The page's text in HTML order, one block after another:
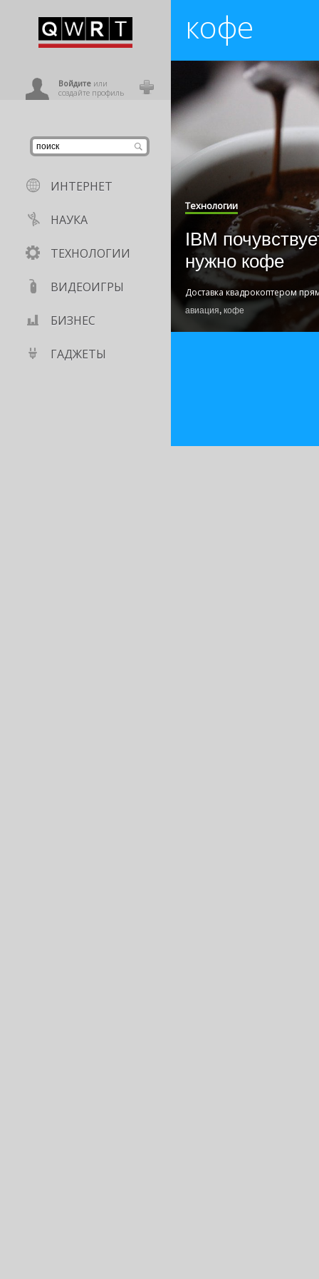
Войдитеили
создайте профиль
ИНТЕРНЕТ
НАУКА
ТЕХНОЛОГИИ
ВИДЕОИГРЫ
БИЗНЕС
ГАДЖЕТЫ
кофе
Технологии
IBM
нужно кофе
Доставка квадрокоптером
авиация, кофе